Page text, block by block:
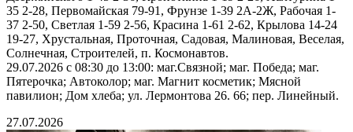
35 2-28, Первомайская 79-91, Фрунзе 1-39 2А-2Ж, Рабочая 1-
37 2-50, Светлая 1-59 2-56, Красина 1-61 2-62, Крылова 14-24
19-27, Хрустальная, Проточная, Садовая, Малиновая, Веселая,
Солнечная, Строителей, п. Космонавтов.
29.07.2026 с 08:30 до 13:00: маг.Связной; маг. Победа; маг.
Пятерочка; Автоколор; маг. Магнит косметик; Мясной
павилион; Дом хлеба; ул. Лермонтова 26. 66; пер. Линейный.
27.07.2026